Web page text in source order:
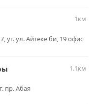
1км
уг. ул. Айтеке би, 19 офис
1.1км
пр. Абая